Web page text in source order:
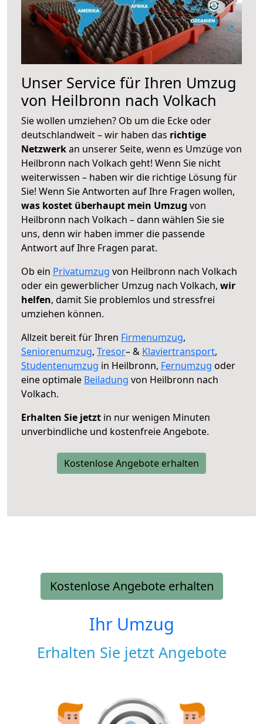
Unser Service für Ihren Umzug
von Heilbronn nach Volkach
Sie wollen umziehen? Ob um die Ecke oder
deutschlandweit – wir haben das richtige
Netzwerkan unserer Seite, wenn es Umzüge von
Heilbronn nach Volkach geht! Wenn Sie nicht
weiterwissen – haben wir die richtige Lösung für
Sie! Wenn Sie Antworten auf Ihre Fragen wollen,
was kostet überhaupt mein Umzug von
Heilbronn nach Volkach – dann wählen Sie sie
uns, denn wir haben immer die passende
Antwort auf Ihre Fragen parat.
Ob ein Privatumzug von Heilbronn nach Volkach
oder ein gewerblicher Umzug nach Volkach, wir
helfen, damit Sie problemlos und stressfrei
umziehen können.
Allzeit bereit für Ihren Firmenumzug,
Seniorenumzug, Tresor– & Klaviertransport,
Studentenumzug in Heilbronn, Fernumzug oder
eine optimale Beiladung von Heilbronn nach
Volkach.
Erhalten Sie jetzt in nur wenigen Minuten
unverbindliche und kostenfreie Angebote.
Kostenlose Angebote erhalten
Kostenlose Angebote erhalten
Ihr Umzug
Erhalten Sie jetzt Angebote